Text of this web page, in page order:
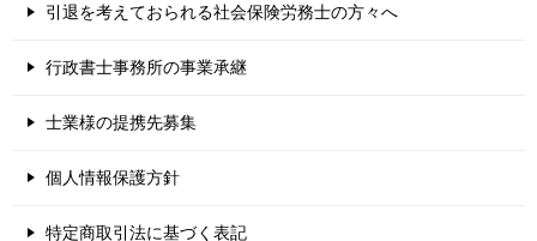
引退を考えておられる社会保険労務士の方々へ
行政書士事務所の事業承継
士業様の提携先募集
個人情報保護方針
特定商取引法に基づく表記